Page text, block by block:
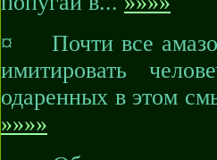
¤ Почти все
имитировать
одаренных в этом
»»»»